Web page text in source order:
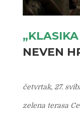
NEVEN
četvrtak, 27.
zelena terasa